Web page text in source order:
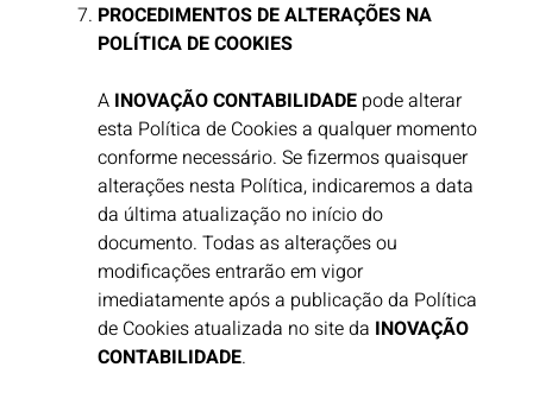
PROCEDIMENTOS DE ALTERAÇÕES NA
POLÍTICA DE COOKIES
A INOVAÇÃO CONTABILIDADE pode alterar
esta Política de Cookies a qualquer momento
conforme necessário. Se fizermos quaisquer
alterações nesta Política, indicaremos a data
da última atualização no início do
documento. Todas as alterações ou
modificações entrarão em vigor
imediatamente após a publicação da Política
de Cookies atualizada no site da INOVAÇÃO
CONTABILIDADE. ​